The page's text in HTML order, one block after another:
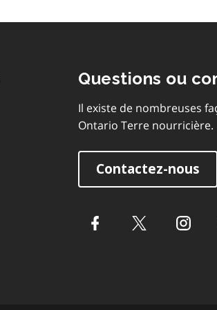
Questions ou
Il existe de nombreuses
Ontario Terre nourricière.
Contactez-nous